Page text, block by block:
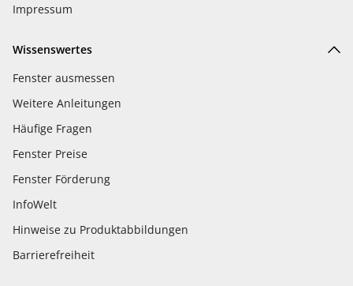
Impressum
Wissenswertes
Fenster ausmessen
Weitere Anleitungen
Häufige Fragen
Fenster Preise
Fenster Förderung
InfoWelt
Hinweise zu Produktabbildungen
Barrierefreiheit